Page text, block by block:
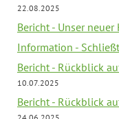
22.08.2025
Bericht - Unser neuer
Information -
Bericht - Rückblick
10.07.2025
Bericht - Rückblick